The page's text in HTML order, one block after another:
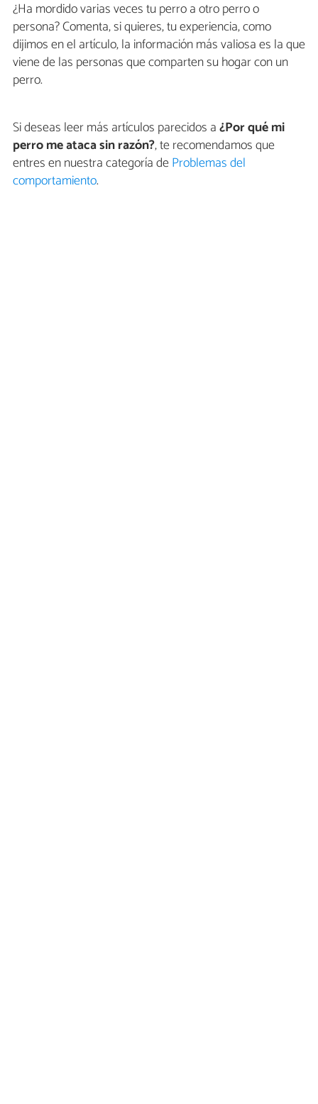
¿Ha mordido varias veces tu perro a otro perro o
persona? Comenta, si quieres, tu experiencia, como
dijimos en el artículo, la información más valiosa es la que
viene de las personas que comparten su hogar con un
perro.
Si deseas leer más artículos parecidos a¿Por qué mi
perro me ataca sin razón?, te recomendamos que
entres en nuestra categoría deProblemas del
comportamiento.